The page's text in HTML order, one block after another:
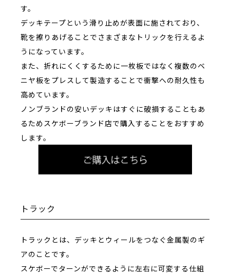
す。
デッキテープという滑り止めが表面に施されており、
靴を擦りあげることでさまざまなトリックを行えるよ
うになっています。
また、折れにくくするために一枚板ではなく複数のベ
ニヤ板をプレスして製造することで衝撃への耐久性も
高めています。
ノンブランドの安いデッキはすぐに破損することもあ
るためスケボーブランド店で購入することをおすすめ
します。
トラック
トラックとは、デッキとウィールをつなぐ金属製のギ
アのことです。
スケボーでターンができるように左右に可変する仕組